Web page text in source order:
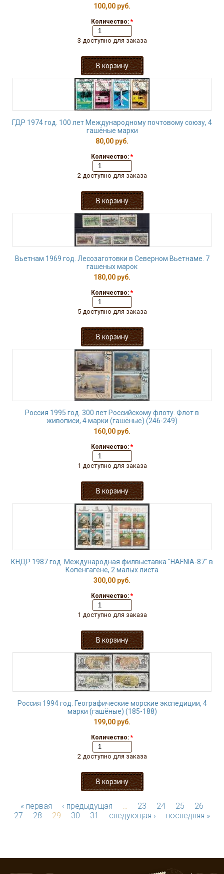
100,00 руб.
Количество: *
3 доступно для заказа
ГДР 1974 год. 100 лет Международному почтовому союзу, 4
гашёные марки
80,00 руб.
Количество: *
2 доступно для заказа
Вьетнам 1969 год. Лесозаготовки в Северном Вьетнаме. 7
гашеных марок
180,00 руб.
Количество: *
5 доступно для заказа
Россия 1995 год. 300 лет Российскому флоту. Флот в
живописи, 4 марки (гашёные) (246-249)
160,00 руб.
Количество: *
1 доступно для заказа
КНДР 1987 год. Международная филвыставка "HAFNIA-87" в
Копенгагене, 2 малых листа
300,00 руб.
Количество: *
1 доступно для заказа
Россия 1994 год. Географические морские экспедиции, 4
марки (гашёные) (185-188)
199,00 руб.
Количество: *
2 доступно для заказа
« первая ‹ предыдущая … 23 24 25
26
27
28 29 30 31 следующая › последняя »